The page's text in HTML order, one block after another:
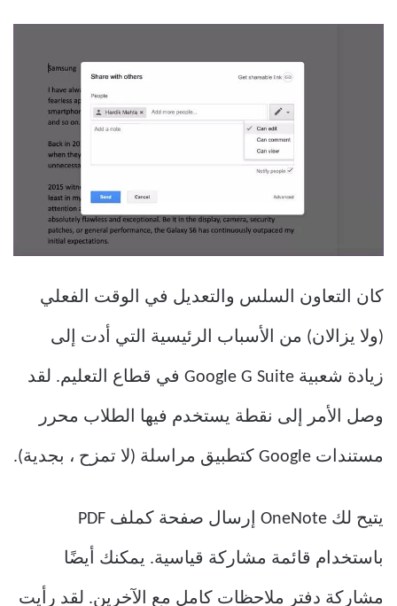
كان التعاون السلس والتعديل في الوقت الفعلي
(ولا يزالان) من الأسباب الرئيسية التي أدت إلى
زيادة شعبية Google G Suite في قطاع التعليم. لقد
وصل الأمر إلى نقطة يستخدم فيها الطلاب محرر
مستندات Google كتطبيق مراسلة (لا تمزح ، بجدية).
يتيح لك OneNote إرسال صفحة كملف PDF
باستخدام قائمة مشاركة قياسية. يمكنك أيضًا
مشاركة دفتر ملاحظات كامل مع الآخرين. لقد رأيت